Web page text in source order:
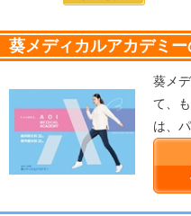
葵メディカルアカデミ
葵メ
て、
は、